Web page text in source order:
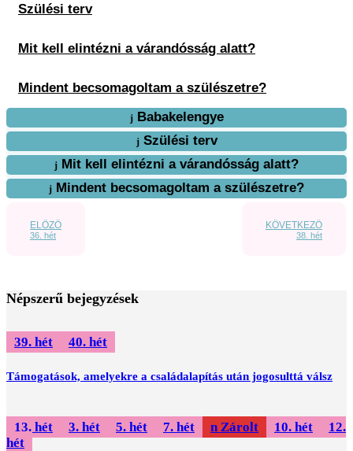
Szülési terv
Mit kell elintézni a várandósság alatt?
Mindent becsomagoltam a szülészetre?
Babakelengye
Szülési terv
Mit kell elintézni a várandósság alatt?
Mindent becsomagoltam a szülészetre?
ELŐZŐ
36. hét
KÖVETKEZŐ
38. hét
Népszerű bejegyzések
39. hét 40. hét
Támogatások, amelyekre a családalapítás után jogosulttá válsz
13. hét 3. hét 5. hét 7. hét Zárolt 10. hét
12.
hét